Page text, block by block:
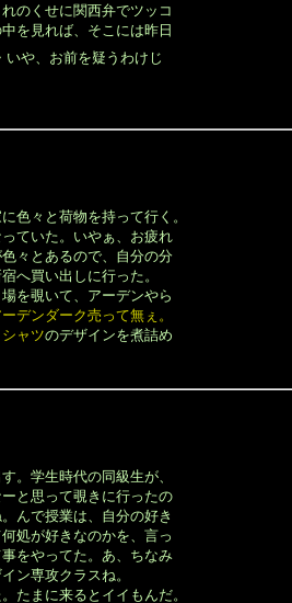
のくせに関西弁でツッコ
を見れば、そこには昨日
いや、お前を疑うわけじ
色々と荷物を持って行く。
ていた。いやぁ、お疲れ
々とあるので、自分の分
へ買い出しに行った。
を覗いて、アーデンやら
ーデンダーク売って無ぇ。
ャツのデザインを煮詰め
。学生時代の同級生が、
と思って覗きに行ったの
んで授業は、自分の好き
処が好きなのかを、言っ
をやってた。あ、ちなみ
ン専攻クラスね。
たまに来るとイイもんだ。